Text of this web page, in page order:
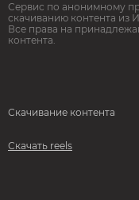
Сервис по анонимному
скачиванию контента из
Все права на
контента.
Скачивание контента
Скачать reels